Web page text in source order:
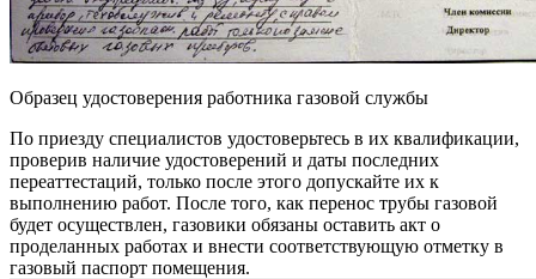
Образец удостоверения работника газовой службы
По приезду специалистов удостоверьтесь в их квалификации,
проверив наличие удостоверений и даты последних
переаттестаций, только после этого допускайте их к
выполнению работ. После того, как перенос трубы газовой
будет осуществлен, газовики обязаны оставить акт о
проделанных работах и внести соответствующую отметку в
газовый паспорт помещения.